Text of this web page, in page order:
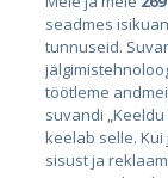
Эстония
Латвия
Литва
seadmes
tunnuseid.
töötleme
suvandi
keelab selle.
sisust ja